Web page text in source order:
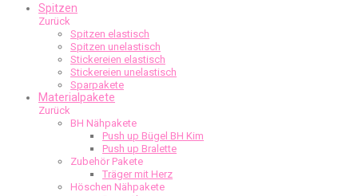
Spitzen
Zurück
Spitzen elastisch
Spitzen unelastisch
Stickereien elastisch
Stickereien unelastisch
Sparpakete
Materialpakete
Zurück
BH Nähpakete
Push up Bügel BH Kim
Push up Bralette
Zubehör Pakete
Träger mit Herz
Höschen Nähpakete